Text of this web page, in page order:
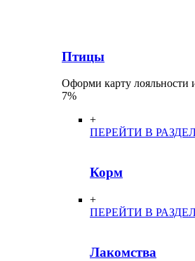
Птицы
Оформи карту
7%
+
ПЕРЕЙТИ В
Корм
+
ПЕРЕЙТИ В
Лакомства